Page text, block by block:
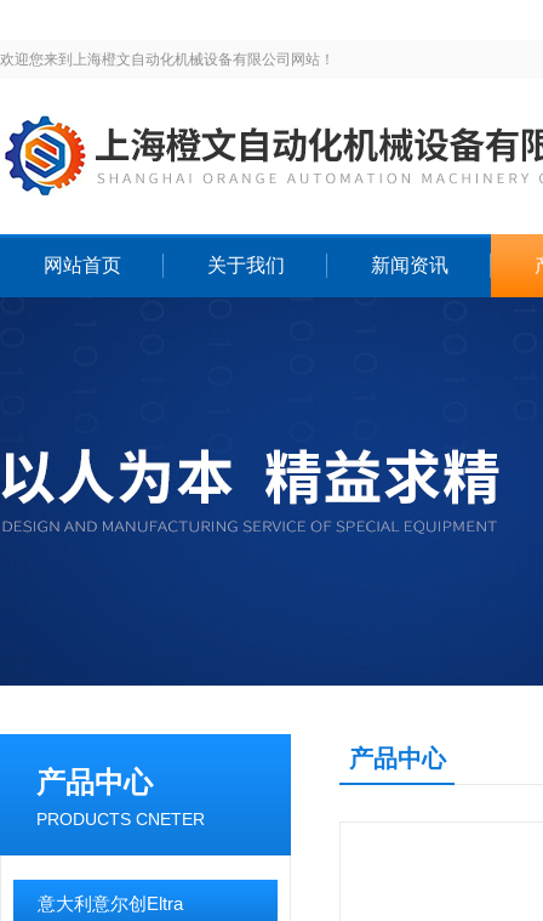
欢迎您来到上海橙文自动化机械设备有限公司网站！
网站首页 关于我们 新闻资讯
产品中心
PRODUCTS CNETER
意大利意尔创Eltra
产品中心